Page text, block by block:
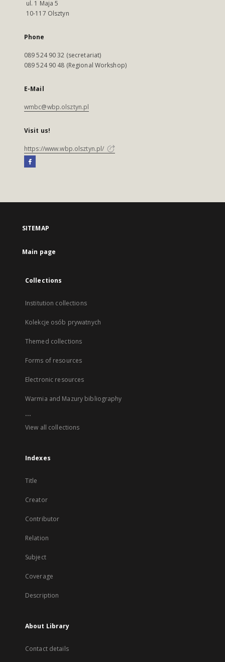
ul. 1 Maja 5
10-117 Olsztyn
Phone
089 524 90 32 (secretariat)
089 524 90 48 (Regional Workshop)
E-Mail
wmbc@wbp.olsztyn.pl
Visit us!
https://www.wbp.olsztyn.pl/
SITEMAP
Main page
Collections
Institution collections
Kolekcje osób prywatnych
Themed collections
Forms of resources
Electronic resources
Warmia and Mazury bibliography
...
View all collections
Indexes
Title
Creator
Contributor
Relation
Subject
Coverage
Description
About Library
Contact details